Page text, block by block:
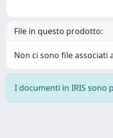
File in questo prodotto:
Non ci sono file associati
I documenti in IRIS